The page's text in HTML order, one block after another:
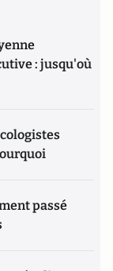
: jusqu'où
passé